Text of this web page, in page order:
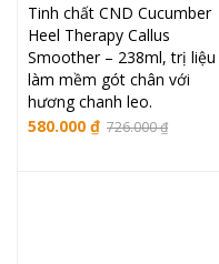
Tinh chất CND Cucumber
Heel Therapy Callus
Smoother – 238ml, trị liệu
làm mềm gót chân với
hương chanh leo.
726.000₫
Giá
580.000 ₫
Giá